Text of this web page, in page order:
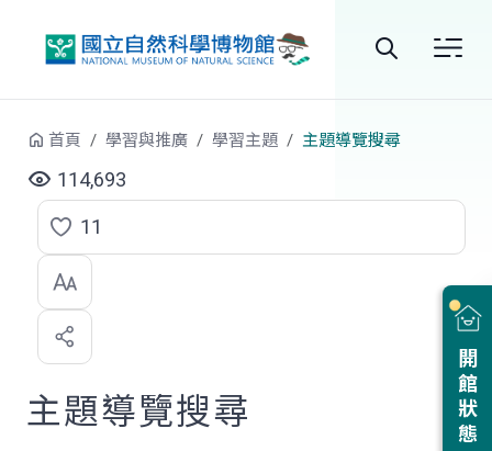
站
尋
開館狀態
首頁 學習與推廣 學習主題 主題導覽搜尋
114,693
點
選
喜
歡
11
主題導覽搜尋